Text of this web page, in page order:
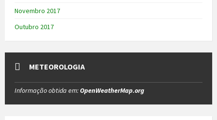
Novembro 2017
Outubro 2017
METEOROLOGIA
Informação obtida em:OpenWeatherMap.org